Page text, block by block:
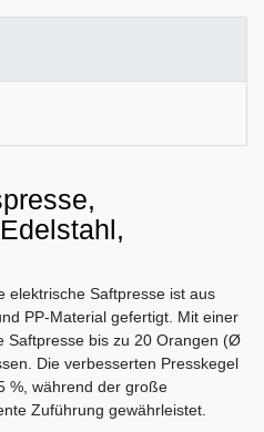
elektrische Saftpresse ist aus
PP-Material gefertigt. Mit einer
Saftpresse bis zu 20 Orangen (Ø
Die verbesserten Presskegel
%, während der große
Zuführung gewährleistet.